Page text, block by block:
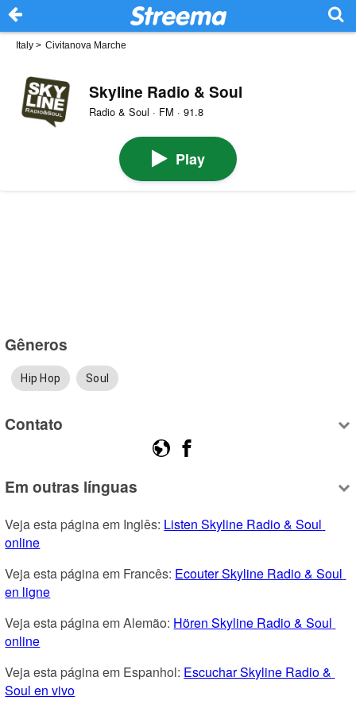
Italy > Civitanova Marche
Skyline Radio & Soul
Radio & Soul · FM · 91.8
Play
Gêneros
Hip Hop Soul
Contato
Em outras línguas
Veja esta página em Inglês: Listen Skyline Radio & Soul
online
Veja esta página em Francês: Ecouter Skyline Radio & Soul
en ligne
Veja esta página em Alemão: Hören Skyline Radio & Soul
online
Veja esta página em Espanhol: Escuchar Skyline Radio &
Soul en vivo